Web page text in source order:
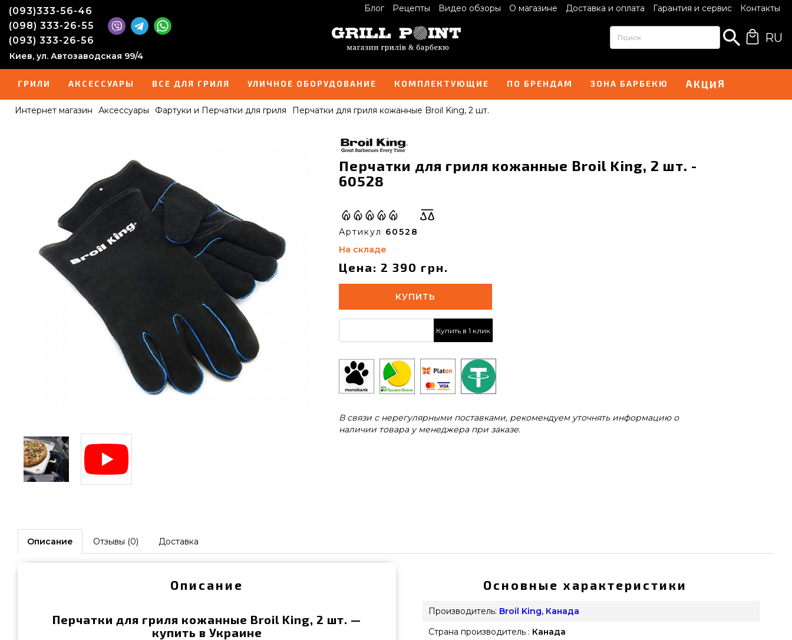
Блог Рецепты Видео обзоры О магазине Доставка и оплата Гарантия и сервис Контакты
(093)333-56-46
(098) 333-26-55
(093) 333-26-56
Киев, ул. Автозаводская 99/4
RU
ГРИЛИ АКСЕССУАРЫ ВСЕ ДЛЯ ГРИЛЯ УЛИЧНОЕ ОБОРУДОВАНИЕ КОМПЛЕКТУЮЩИЕ ПО БРЕНДАМ ЗОНА БАРБЕКЮ АКЦИЯ
Интернет магазин Аксессуары Фартуки и Перчатки для гриля Перчатки для гриля кожанные Broil King, 2 шт.
Перчатки для гриля кожанные Broil King, 2 шт. -
60528
Артикул 60528
На складе
Цена: 2 390 грн.
КУПИТЬ
Купить в 1 клик
В связи с нерегулярными поставками, рекомендуем уточнять информацию о
наличии товара у менеджера при заказе.
Описание Отзывы (0) Доставка
Описание
Перчатки для гриля кожанные Broil King, 2 шт. —
купить в Украине
Основные характеристики
Производитель: Broil King, Канада
Страна производитель : Канада